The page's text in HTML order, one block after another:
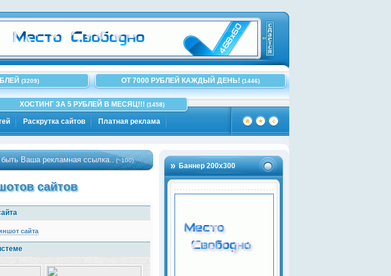
(3209) ОТ 7000 РУБЛЕЙ КАЖДЫЙ ДЕНЬ! (1446)
ХОСТИНГ ЗА 5 РУБЛЕЙ В МЕСЯЦ!!! (1458)
Раскрутка сайтов Платная реклама
Баннер 200х300
рекламная ссылка..(~100)
сайтов
сайта